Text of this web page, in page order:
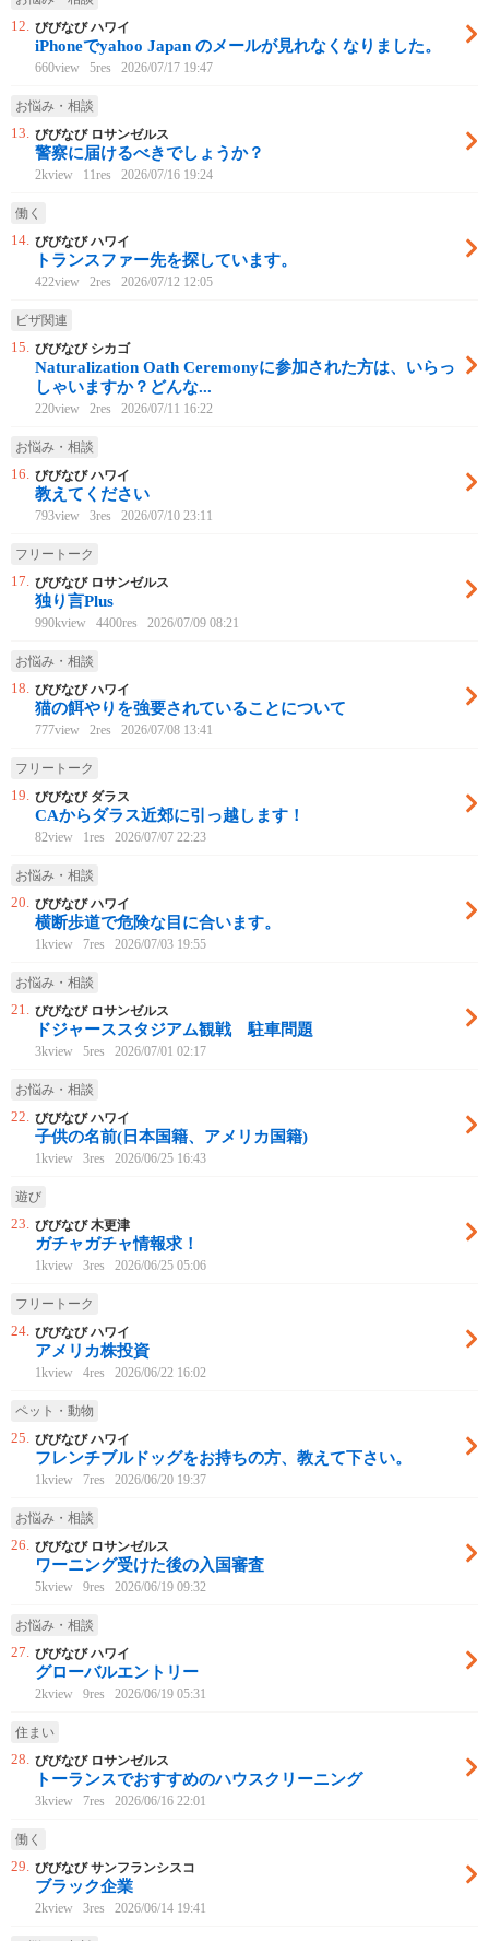
12. びびなび ハワイ
iPhoneでyahoo Japan のメールが見れなくなりました。
660view 5res 2026/07/17 19:47
お悩み・相談
13. びびなび ロサンゼルス
警察に届けるべきでしょうか？
2kview 11res 2026/07/16 19:24
働く
14. びびなび ハワイ
トランスファー先を探しています。
422view 2res 2026/07/12 12:05
ビザ関連
15. びびなび シカゴ
Naturalization Oath Ceremonyに参加された方は、いらっ
しゃいますか？どんな...
220view 2res 2026/07/11 16:22
お悩み・相談
16. びびなび ハワイ
教えてください
793view 3res 2026/07/10 23:11
フリートーク
17. びびなび ロサンゼルス
独り言Plus
990kview 4400res 2026/07/09 08:21
お悩み・相談
18. びびなび ハワイ
猫の餌やりを強要されていることについて
777view 2res 2026/07/08 13:41
フリートーク
19. びびなび ダラス
CAからダラス近郊に引っ越します！
82view 1res 2026/07/07 22:23
お悩み・相談
20. びびなび ハワイ
横断歩道で危険な目に合います。
1kview 7res 2026/07/03 19:55
お悩み・相談
21. びびなび ロサンゼルス
ドジャーススタジアム観戦 駐車問題
3kview 5res 2026/07/01 02:17
お悩み・相談
22. びびなび ハワイ
子供の名前(日本国籍、アメリカ国籍)
1kview 3res 2026/06/25 16:43
遊び
23. びびなび 木更津
ガチャガチャ情報求！
1kview 3res 2026/06/25 05:06
フリートーク
24. びびなび ハワイ
アメリカ株投資
1kview 4res 2026/06/22 16:02
ペット・動物
25. びびなび ハワイ
フレンチブルドッグをお持ちの方、教えて下さい。
1kview 7res 2026/06/20 19:37
お悩み・相談
26. びびなび ロサンゼルス
ワーニング受けた後の入国審査
5kview 9res 2026/06/19 09:32
お悩み・相談
27. びびなび ハワイ
グローバルエントリー
2kview 9res 2026/06/19 05:31
住まい
28. びびなび ロサンゼルス
トーランスでおすすめのハウスクリーニング
3kview 7res 2026/06/16 22:01
働く
29. びびなび サンフランシスコ
ブラック企業
2kview 3res 2026/06/14 19:41